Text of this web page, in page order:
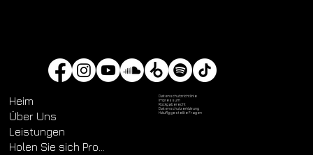
Heim
Über Uns
Leistungen
Datenschutzrichtlinie
Impressum
Rückgaberecht
Datenschutzerklärung
Häufig gestellte Fragen